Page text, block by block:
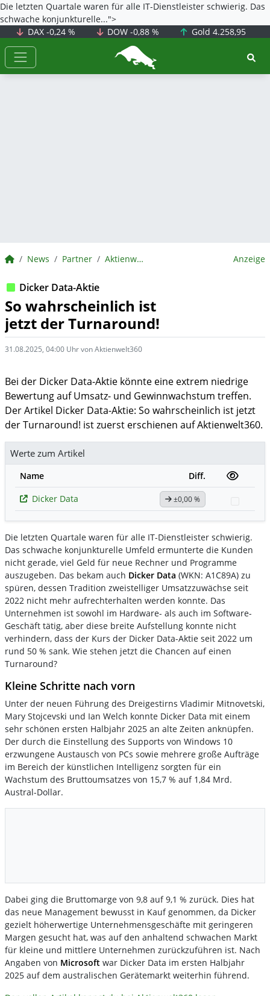
Die letzten Quartale waren für alle IT-Dienstleister schwierig. Das
schwache konjunkturelle...">
DAX -0,24 % DOW-0,88 % Gold 4.258,95
BörsenNEWS.de
BörsenNEWS.de
News Partner Aktienwelt360 Anzeige
Dicker Data-Aktie
So wahrscheinlich ist
jetzt der Turnaround!
31.08.2025, 04:00 Uhr von Aktienwelt360
Bei der Dicker Data-Aktie könnte eine extrem niedrige
Bewertung auf Umsatz- und Gewinnwachstum treffen.
Der Artikel Dicker Data-Aktie: So wahrscheinlich ist jetzt
der Turnaround! ist zuerst erschienen auf Aktienwelt360.
Werte zum Artikel
Name
Diff.
Dicker Data
±0,00 %
Die letzten Quartale waren für alle IT-Dienstleister schwierig.
Das schwache konjunkturelle Umfeld ermunterte die Kunden
nicht gerade, viel Geld für neue Rechner und Programme
auszugeben. Das bekam auch Dicker Data (WKN: A1C89A) zu
spüren, dessen Tradition zweistelliger Umsatzzuwächse seit
2022 nicht mehr aufrechterhalten werden konnte. Das
Unternehmen ist sowohl im Hardware- als auch im Software-
Geschäft tätig, aber diese breite Aufstellung konnte nicht
verhindern, dass der Kurs der Dicker Data-Aktie seit 2022 um
rund 50 % sank. Wie stehen jetzt die Chancen auf einen
Turnaround?
Kleine Schritte nach vorn
Unter der neuen Führung des Dreigestirns Vladimir Mitnovetski,
Mary Stojcevski und Ian Welch konnte Dicker Data mit einem
sehr schönen ersten Halbjahr 2025 an alte Zeiten anknüpfen.
Der durch die Einstellung des Supports von Windows 10
erzwungene Austausch von PCs sowie mehrere große Aufträge
im Bereich der künstlichen Intelligenz sorgten für ein
Wachstum des Bruttoumsatzes von 15,7 % auf 1,84 Mrd.
Austral-Dollar.
Dabei ging die Bruttomarge von 9,8 auf 9,1 % zurück. Dies hat
das neue Management bewusst in Kauf genommen, da Dicker
gezielt höherwertige Unternehmensgeschäfte mit geringeren
Margen gesucht hat, was auf den anhaltend schwachen Markt
für kleine und mittlere Unternehmen zurückzuführen ist. Nach
Angaben von Microsoft war Dicker Data im ersten Halbjahr
2025 auf dem australischen Gerätemarkt weiterhin führend.